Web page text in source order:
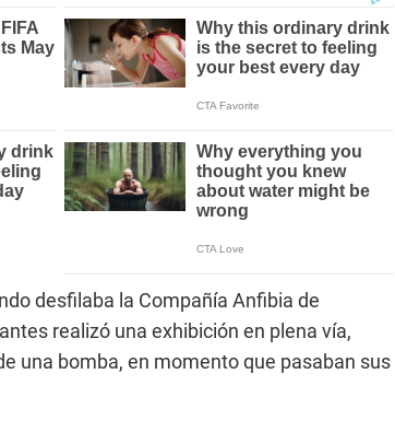
desfilaba la Compañía Anfibia de
realizó una exhibición en plena vía,
una bomba, en momento que pasaban sus